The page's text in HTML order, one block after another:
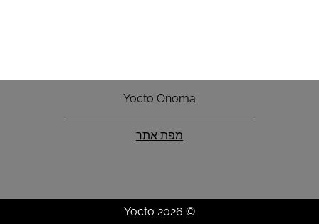
Yocto Onoma
מפת אתר
© 2026 Yocto